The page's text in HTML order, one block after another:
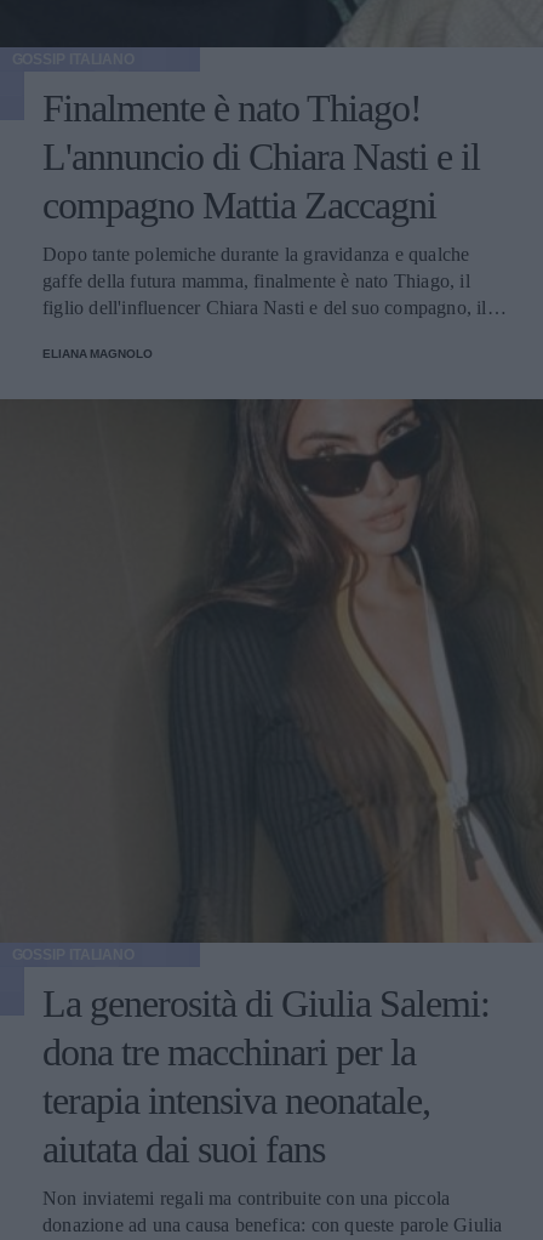
Finalmente è nato Thiago!
L'annuncio di Chiara Nasti e il
compagno Mattia Zaccagni
Dopo tante polemiche durante la gravidanza e qualche
gaffe della futura mamma, finalmente è nato Thiago, il
figlio dell'influencer Chiara Nasti e del suo compagno, il
condiviso sui social della coppia.
ELIANA MAGNOLO
La generosità di Giulia Salemi:
dona tre macchinari per la
terapia intensiva neonatale,
aiutata dai suoi fans
Non inviatemi regali ma contribuite con una piccola
donazione ad una causa benefica: con queste parole Giulia